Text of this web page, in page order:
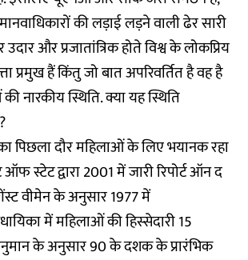
की लड़ाई लड़ने वाली ढेर सारी
उदार और प्रजातांत्रिक होते विश्व के लोकप्रिय
प्रमुख हैं किंतु जो बात अपरिवर्तित है वह है
नारकीय स्थिति. क्या यह स्थिति
पिछला दौर महिलाओं के लिए भयानक रहा
ऑफ स्टेट द्वारा 2001 में जारी रिपोर्ट ऑन द
वीमेन के अनुसार 1977 में
में महिलाओं की हिस्सेदारी 15
के अनुसार 90 के दशक के प्रारंभिक